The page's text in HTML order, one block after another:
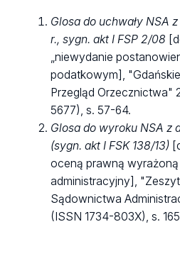
Glosa do uchwały NSA
r., sygn. akt I FSP 2/08
„niewydanie
podatkowym],
Przegląd Orzecznictwa"
5677), s. 57-64.
Glosa do wyroku NSA z
(sygn. akt I FSK 138/13)
oceną prawną wyrażoną
administracyjny],
Sądownictwa
(ISSN 1734-803X), s.